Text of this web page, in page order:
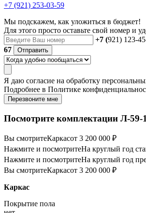
+7 (921) 253-03-59
Мы подскажем, как уложиться в бюджет!
Для этого просто оставьте свой номер и
+7 (921) 123-
67
Отправить
Я даю согласие на обработку
Подробнее в Политике
Перезвоните мне
Посмотрите комплектации Л-59-
Вы смотритеКаркасот 3 200 000 ₽
Нажмите и посмотритеНа круглый год
Нажмите и посмотритеНа круглый год
Вы смотритеКаркасот 3 200 000 ₽
Каркас
Покрытие пола